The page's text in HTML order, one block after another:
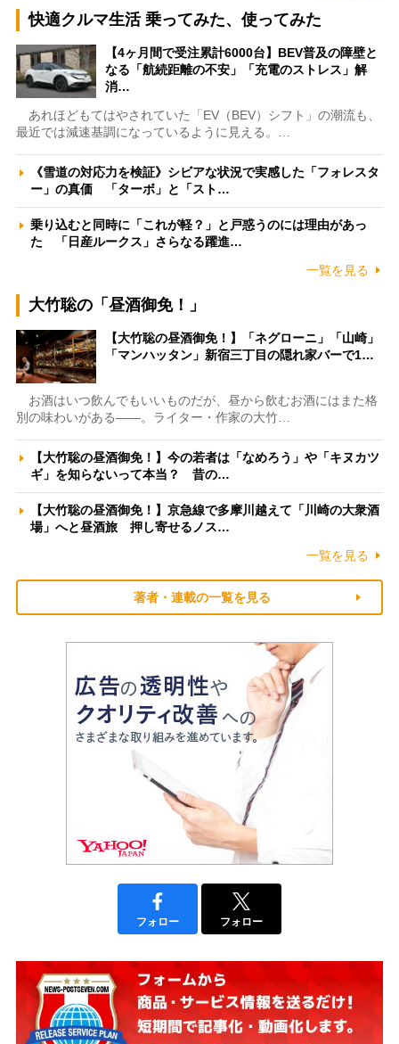
快適クルマ生活 乗ってみた、使ってみた
【4ヶ月間で受注累計6000台】BEV普及の障壁と
なる「航続距離の不安」「充電のストレス」解
消…
あれほどもてはやされていた「EV（BEV）シフト」の潮流も、
最近では減速基調になっているように見える。…
《雪道の対応力を検証》シビアな状況で実感した「フォレスタ
ー」の真価 「ターボ」と「スト…
乗り込むと同時に「これが軽？」と戸惑うのには理由があっ
た 「日産ルークス」さらなる躍進…
一覧を見る
大竹聡の「昼酒御免！」
【大竹聡の昼酒御免！】「ネグローニ」「山崎」
「マンハッタン」新宿三丁目の隠れ家バーで1…
お酒はいつ飲んでもいいものだが、昼から飲むお酒にはまた格
別の味わいがある――。ライター・作家の大竹…
【大竹聡の昼酒御免！】今の若者は「なめろう」や「キヌカツ
ギ」を知らないって本当？ 昔の…
【大竹聡の昼酒御免！】京急線で多摩川越えて「川崎の大衆酒
場」へと昼酒旅 押し寄せるノス…
一覧を見る
著者・連載の一覧を見る
フォロー フォロー